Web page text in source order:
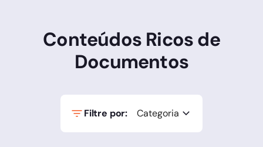
Conteúdos Ricos de
Documentos
Filtre por: Categoria